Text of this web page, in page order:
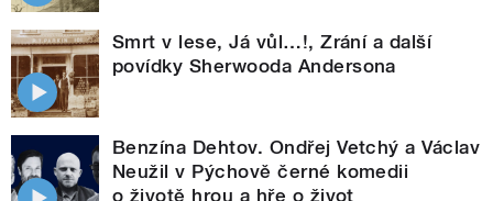
Smrt v lese, Já vůl…!, Zrání a další
povídky Sherwooda Andersona
Benzína Dehtov. Ondřej Vetchý a Václav
Neužil v Pýchově černé komedii
o životě hrou a hře o život